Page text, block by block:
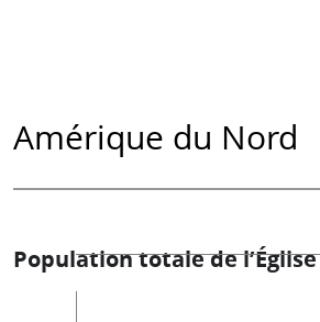
Amérique du Nord
Population totale de l’Église